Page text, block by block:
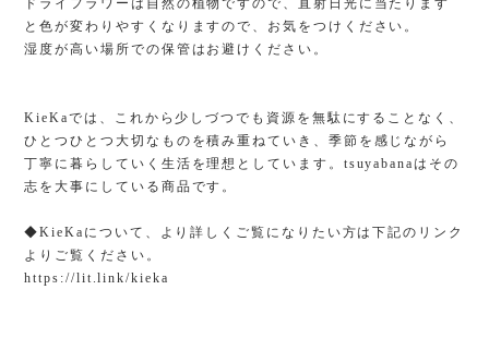
ドライフラワーは自然の植物ですので、直射日光に当たります
と色が変わりやすくなりますので、お気をつけください。
湿度が高い場所での保管はお避けください。
KieKaでは、これから少しづつでも資源を無駄にすることなく、
ひとつひとつ大切なものを積み重ねていき、季節を感じながら
丁寧に暮らしていく生活を理想としています。tsuyabanaはその
志を大事にしている商品です。
◆KieKaについて、より詳しくご覧になりたい方は下記のリンク
よりご覧ください。
https://lit.link/kieka